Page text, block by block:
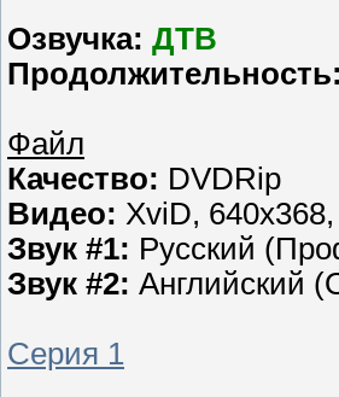
Озвучка: ДТВ
Продолжительность:
Файл
Качество: DVDRip
Видео: XviD,
Звук #1: Русский
Звук #2: Английский
Серия 1